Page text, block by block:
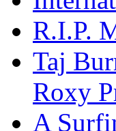
R.I.P.
Taj
Roxy
A